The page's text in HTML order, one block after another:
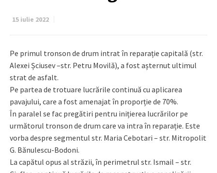
15 iulie 2022
Pe primul tronson de drum intrat în reparație capitală (str.
Alexei Șciusev –str. Petru Movilă), a fost așternut ultimul
strat de asfalt.
Pe partea de trotuare lucrările continuă cu aplicarea
pavajului, care a fost amenajat în proporție de 70%.
În paralel se fac pregătiri pentru inițierea lucrărilor pe
următorul tronson de drum care va intra în reparație. Este
vorba despre segmentul str. Maria Cebotari – str. Mitropolit
G. Bănulescu-Bodoni.
La capătul opus al străzii, în perimetrul str. Ismail – str.